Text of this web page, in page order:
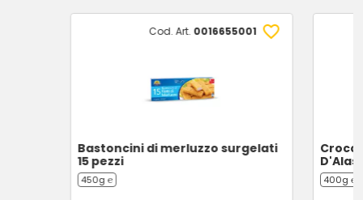
Cod. Art. 0016655001
Bastoncini di merluzzo surgelati
15 pezzi
450g ℮ 400g ℮